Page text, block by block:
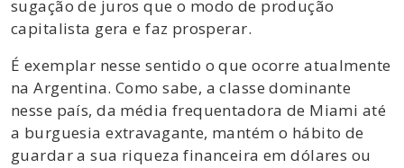
sugação de juros que o modo de produção
capitalista gera e faz prosperar.
É exemplar nesse sentido o que ocorre atualmente
na Argentina. Como sabe, a classe dominante
nesse país, da média frequentadora de Miami até
a burguesia extravagante, mantém o hábito de
guardar a sua riqueza financeira em dólares ou